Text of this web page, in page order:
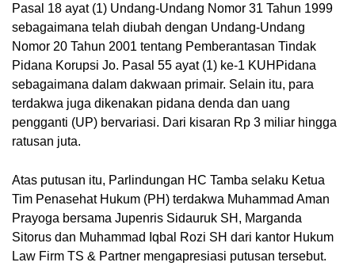
Pasal 18 ayat (1) Undang-Undang Nomor 31 Tahun 1999
sebagaimana telah diubah dengan Undang-Undang
Nomor 20 Tahun 2001 tentang Pemberantasan Tindak
Pidana Korupsi Jo. Pasal 55 ayat (1) ke-1 KUHPidana
sebagaimana dalam dakwaan primair. Selain itu, para
terdakwa juga dikenakan pidana denda dan uang
pengganti (UP) bervariasi. Dari kisaran Rp 3 miliar hingga
ratusan juta.
Atas putusan itu, Parlindungan HC Tamba selaku Ketua
Tim Penasehat Hukum (PH) terdakwa Muhammad Aman
Prayoga bersama Jupenris Sidauruk SH, Marganda
Sitorus dan Muhammad Iqbal Rozi SH dari kantor Hukum
Law Firm TS & Partner mengapresiasi putusan tersebut.